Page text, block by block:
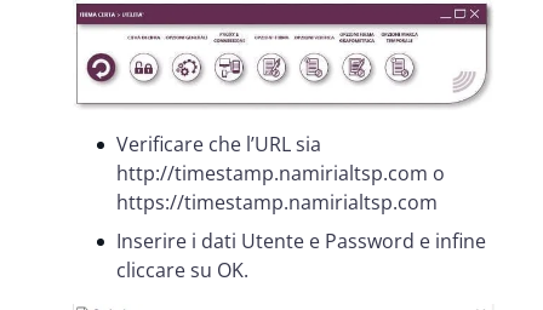
Verificare che l’URL sia
http://timestamp.namirialtsp.com o
https://timestamp.namirialtsp.com
Inserire i dati Utente e Password e infine
cliccare su OK.